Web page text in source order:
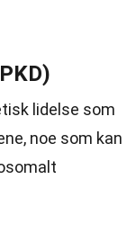
lidelse som
noe som kan